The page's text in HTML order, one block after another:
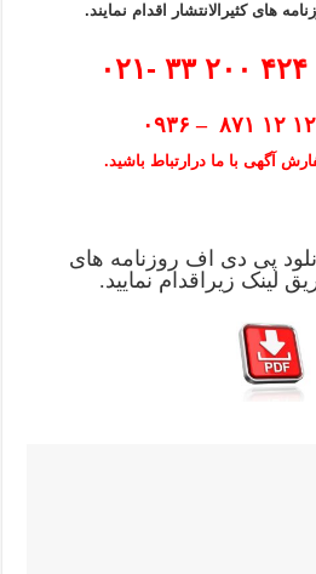
های کثیرالانتشار اقدام نمایند.
آگهی با ما درارتباط باشید.
پی دی اف روزنامه های
لینک زیراقدام نمایید.